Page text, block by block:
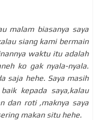
malam biasanya saya
siang kami bermain
waktu itu adalah
ko gak nyala-nyala.
saja hehe. Saya masih
kepada saya,kalau
dan roti ,maknya saya
makan situ hehe.